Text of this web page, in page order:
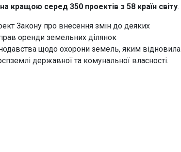
кращою серед 350 проектів з 58 країн світу.
Закону про внесення змін до деяких
оренди земельних ділянок
щодо охорони земель, яким відновила
державної та комунальної власності.